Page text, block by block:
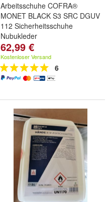
Arbeitsschuhe COFRA®
MONET BLACK S3 SRC DGUV
112 Sicherheitsschuhe
Nubukleder
62,99 €
Kostenloser Versand
6